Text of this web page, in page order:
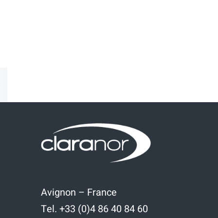
Avignon – France
Tel. +33 (0)4 86 40 84 60